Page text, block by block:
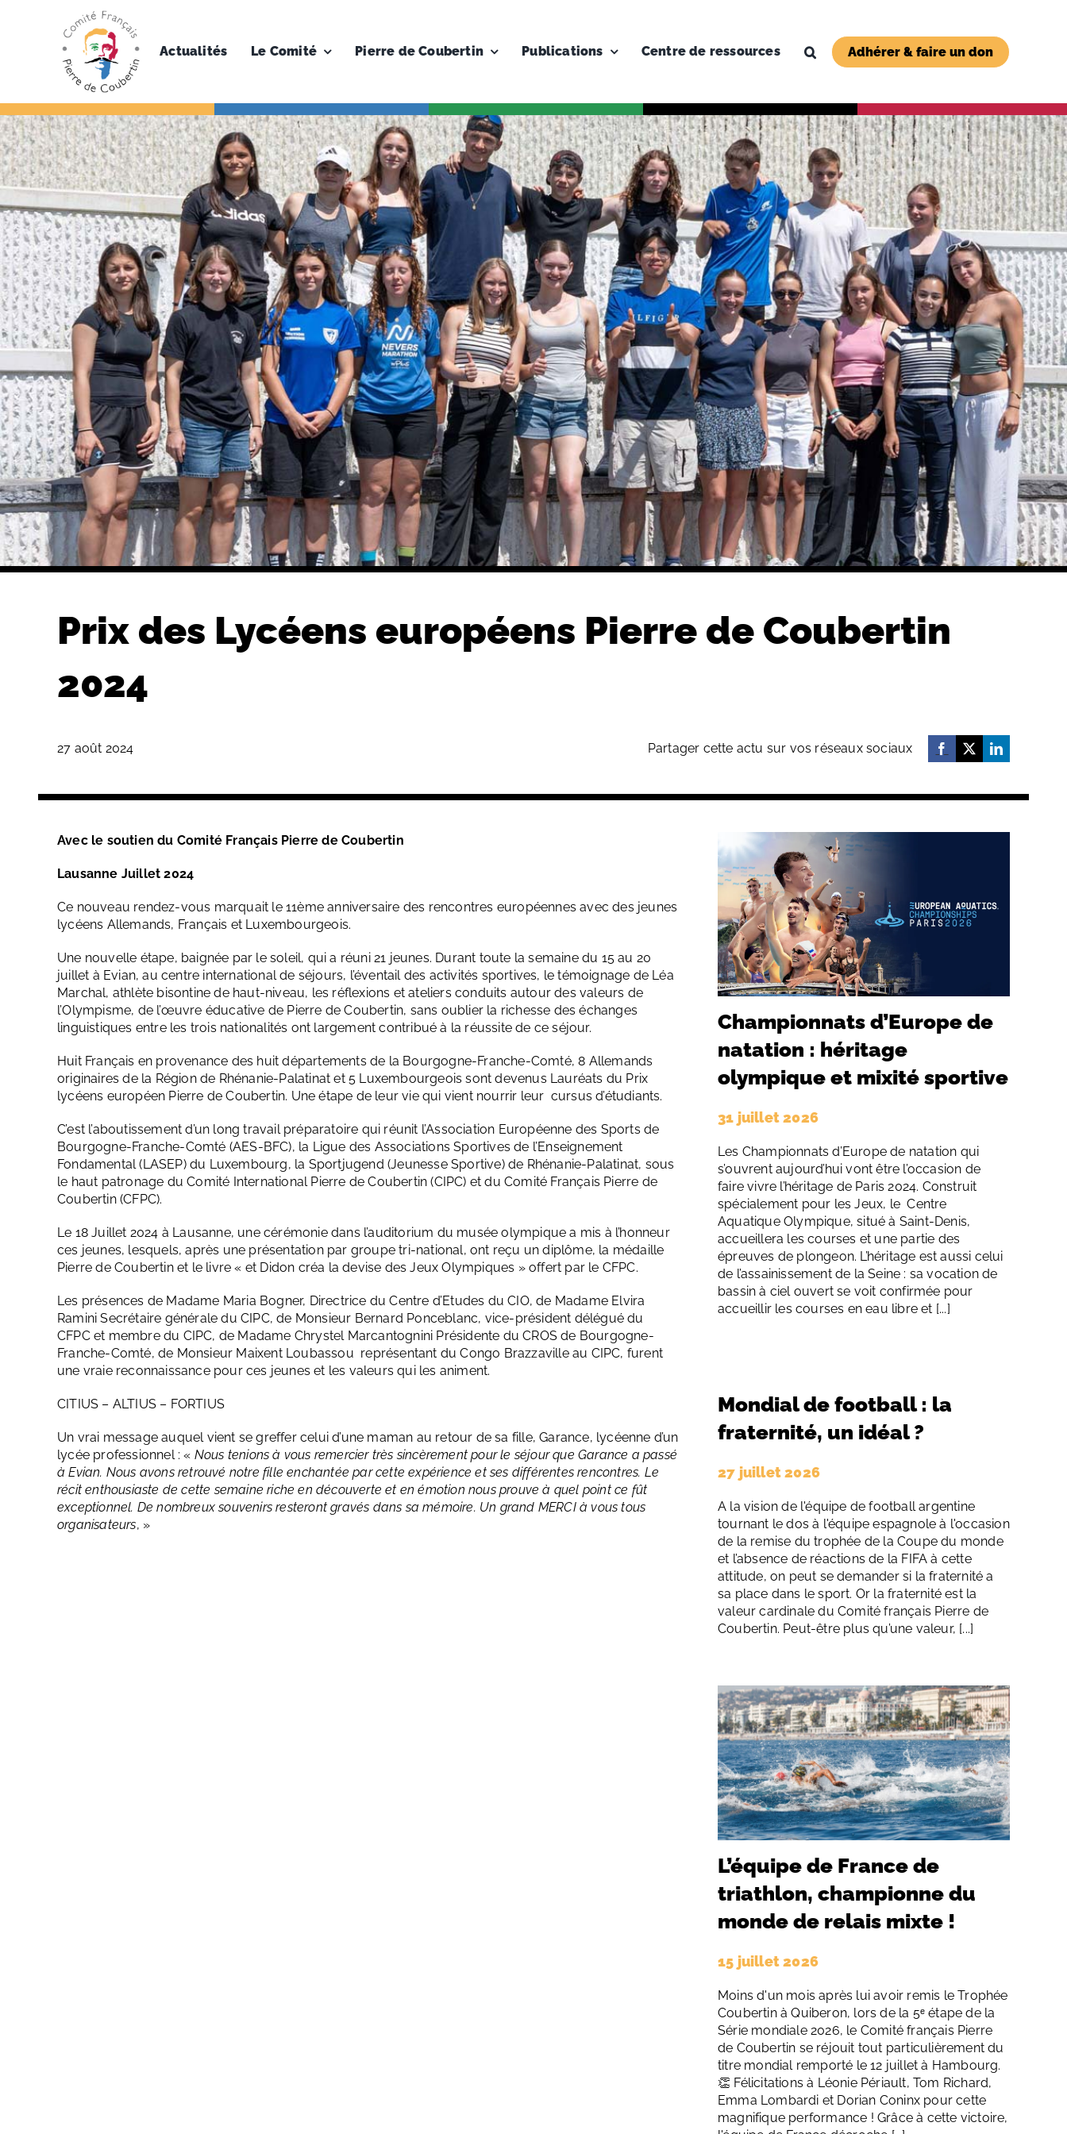
Actualités Le Comité Pierre de Coubertin Publications Centre de ressources Adhérer & faire un don
Prix des Lycéens européens Pierre de Coubertin
2024
27 août 2024 Partager cette actu sur vos réseaux sociaux
Avec le soutien du Comité Français Pierre de Coubertin
Lausanne Juillet 2024
Ce nouveau rendez-vous marquait le 11ème anniversaire des rencontres européennes avec des jeunes
lycéens Allemands, Français et Luxembourgeois.
Une nouvelle étape, baignée par le soleil, qui a réuni 21 jeunes. Durant toute la semaine du 15 au 20
juillet à Evian, au centre international de séjours, l’éventail des activités sportives, le témoignage de Léa
Marchal, athlète bisontine de haut-niveau, les réflexions et ateliers conduits autour des valeurs de
l’Olympisme, de l’œuvre éducative de Pierre de Coubertin, sans oublier la richesse des échanges
linguistiques entre les trois nationalités ont largement contribué à la réussite de ce séjour.
Huit Français en provenance des huit départements de la Bourgogne-Franche-Comté, 8 Allemands
originaires de la Région de Rhénanie-Palatinat et 5 Luxembourgeois sont devenus Lauréats du Prix
lycéens européen Pierre de Coubertin. Une étape de leur vie qui vient nourrir leur cursus d’étudiants.
C’est l’aboutissement d’un long travail préparatoire qui réunit l’Association Européenne des Sports de
Bourgogne-Franche-Comté (AES-BFC), la Ligue des Associations Sportives de l’Enseignement
Fondamental (LASEP) du Luxembourg, la Sportjugend (Jeunesse Sportive) de Rhénanie-Palatinat, sous
le haut patronage du Comité International Pierre de Coubertin (CIPC) et du Comité Français Pierre de
Coubertin (CFPC).
Le 18 Juillet 2024 à Lausanne, une cérémonie dans l’auditorium du musée olympique a mis à l’honneur
ces jeunes, lesquels, après une présentation par groupe tri-national, ont reçu un diplôme, la médaille
Pierre de Coubertin et le livre « et Didon créa la devise des Jeux Olympiques » offert par le CFPC.
Les présences de Madame Maria Bogner, Directrice du Centre d’Etudes du CIO, de Madame Elvira
Ramini Secrétaire générale du CIPC, de Monsieur Bernard Ponceblanc, vice-président délégué du
CFPC et membre du CIPC, de Madame Chrystel Marcantognini Présidente du CROS de Bourgogne-
Franche-Comté, de Monsieur Maixent Loubassou représentant du Congo Brazzaville au CIPC, furent
une vraie reconnaissance pour ces jeunes et les valeurs qui les animent.
CITIUS – ALTIUS – FORTIUS
Un vrai message auquel vient se greffer celui d’une maman au retour de sa fille, Garance, lycéenne d’un
lycée professionnel : « Nous tenions à vous remercier très sincèrement pour le séjour que Garance a passé
à Evian. Nous avons retrouvé notre fille enchantée par cette expérience et ses différentes rencontres. Le
récit enthousiaste de cette semaine riche en découverte et en émotion nous prouve à quel point ce fût
exceptionnel. De nombreux souvenirs resteront gravés dans sa mémoire. Un grand MERCI à vous tous
organisateurs, »
Championnats d’Europe de
natation : héritage
olympique et mixité sportive
31 juillet 2026
Les Championnats d’Europe de natation qui
s’ouvrent aujourd’hui vont être l’occasion de
faire vivre l’héritage de Paris 2024. Construit
spécialement pour les Jeux, le Centre
Aquatique Olympique, situé à Saint-Denis,
accueillera les courses et une partie des
épreuves de plongeon. L’héritage est aussi celui
de l’assainissement de la Seine : sa vocation de
bassin à ciel ouvert se voit confirmée pour
accueillir les courses en eau libre et [...]
Mondial de football : la
fraternité, un idéal ?
27 juillet 2026
A la vision de l'équipe de football argentine
tournant le dos à l'équipe espagnole à l'occasion
de la remise du trophée de la Coupe du monde
et l’absence de réactions de la FIFA à cette
attitude, on peut se demander si la fraternité a
sa place dans le sport. Or la fraternité est la
valeur cardinale du Comité français Pierre de
Coubertin. Peut-être plus qu’une valeur, [...]
L’équipe de France de
triathlon, championne du
monde de relais mixte !
15 juillet 2026
Moins d'un mois après lui avoir remis le Trophée
Coubertin à Quiberon, lors de la 5ᵉ étape de la
Série mondiale 2026, le Comité français Pierre
de Coubertin se réjouit tout particulièrement du
titre mondial remporté le 12 juillet à Hambourg.
👏 Félicitations à Léonie Périault, Tom Richard,
Emma Lombardi et Dorian Coninx pour cette
magnifique performance ! Grâce à cette victoire,